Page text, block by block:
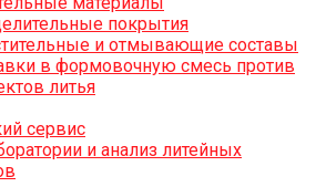
покрытия
и отмывающие составы
в формовочную смесь против
литья
сервис
и анализ литейных